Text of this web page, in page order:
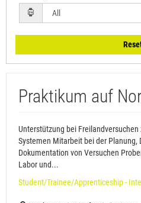
Praktikum auf
Unterstützung bei
Systemen Mitarbeit bei der Planung,
Dokumentation von Versuchen
Labor und...
Student/Trainee/Apprenticeship -